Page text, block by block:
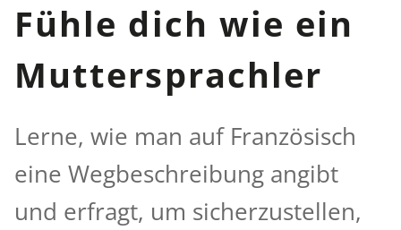
Fühle dich wie ein
Muttersprachler
Lerne, wie man auf Französisch
eine Wegbeschreibung angibt
und erfragt, um sicherzustellen,